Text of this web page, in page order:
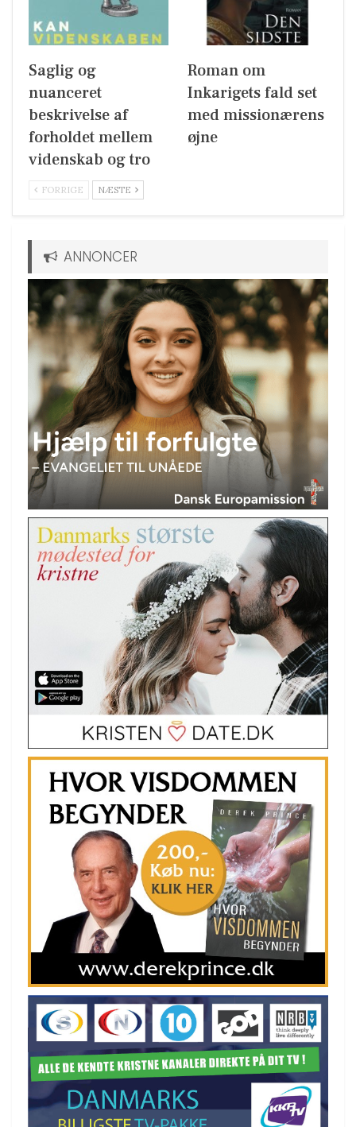
Saglig og
nuanceret
beskrivelse af
forholdet mellem
videnskab og tro
Roman om
Inkarigets fald set
med missionærens
øjne
FORRIGE NÆSTE
ANNONCER